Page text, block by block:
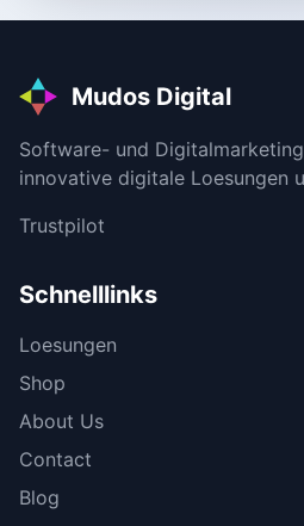
Mudos Digital
Software- und
innovative digitale Loesungen
Trustpilot
Schnelllinks
Loesungen
Shop
About Us
Contact
Blog